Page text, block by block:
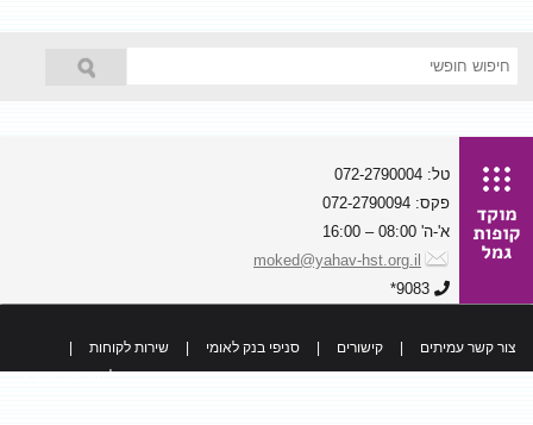
טל: 072-2790004
פקס: 072-2790094
א'-ה' 08:00 – 16:00
moked@yahav-hst.org.il
9083*
צור קשר עמיתים קישורים סניפי בנק לאומי שירות לקוחות
כל הזכויות שמורות